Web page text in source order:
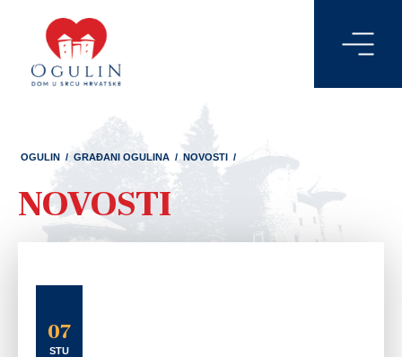
OGULIN / GRAĐANI OGULINA / NOVOSTI /
NOVOSTI
07
STU